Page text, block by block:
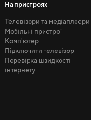
На пристроях
Телевізори та медіаплеєри
Мобільні пристрої
Комп'ютер
Підключити телевізор
Перевірка швидкості
інтернету